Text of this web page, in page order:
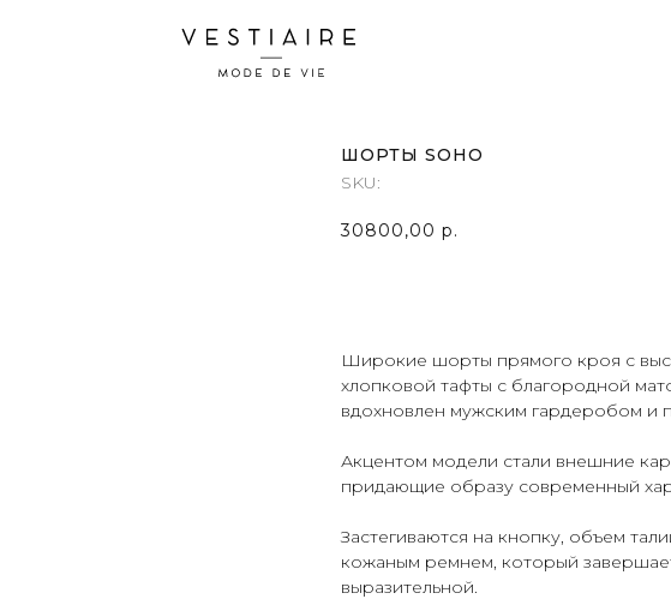
ШОРТЫ SOHO
SKU:
30800,00 р.
Широкие шорты прямого кроя с
хлопковой тафты с благородной
вдохновлен мужским гардеробом и
Акцентом модели стали внешние
придающие образу современный
Застегиваются на кнопку, объем
кожаным ремнем, который
выразительной.